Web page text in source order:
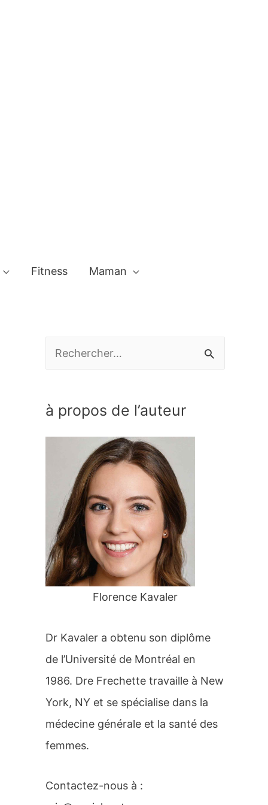
Fitness Maman
h
:
à propos de l’auteur
Florence Kavaler
Dr Kavaler a obtenu son diplôme
de l’Université de Montréal en
1986. Dre Frechette travaille à New
York, NY et se spécialise dans la
médecine générale et la santé des
femmes.
Contactez-nous à :